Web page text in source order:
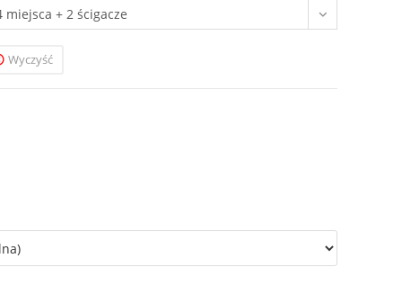
miejsca + 2 ścigacze
Wyczyść